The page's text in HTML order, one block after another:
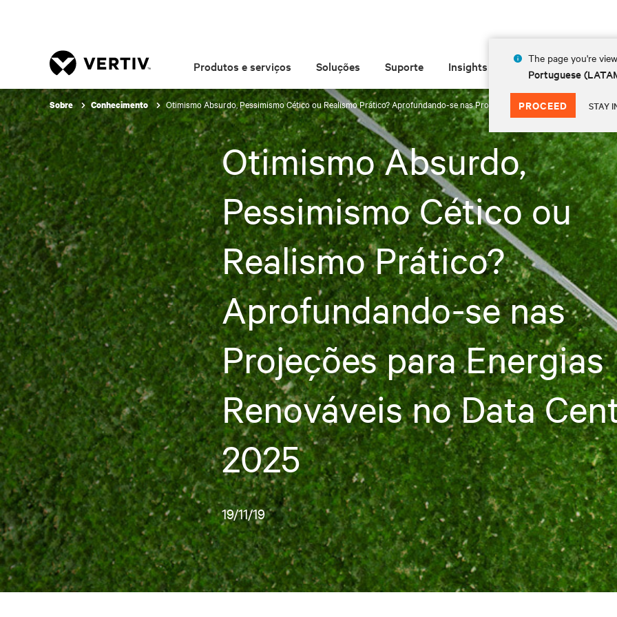
The page you're
Portuguese
PROCEED STAY
Produtos e serviços Soluções Suporte Insights Sobre
Sobre Conhecimento Otimismo Absurdo, Pessimismo Cético ou Realismo Prático? Aprofundando-se nas Projeções para Energias Renováveis
Otimismo Absurdo,
Pessimismo Cético ou
Realismo Prático?
Aprofundando-se nas
Projeções para Energias
Renováveis no Data
2025
19/11/19